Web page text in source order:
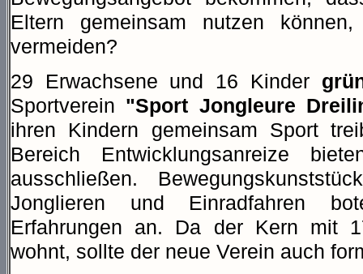
Eltern gemeinsam nutzen
vermeiden?
29 Erwachsene und 16 Kinder
Sportverein "Sport Jongleure
ihren Kindern gemeinsam Sport
Bereich Entwicklungsanreize
ausschließen.
Jonglieren und Einradfahren
Erfahrungen an. Da der Kern mit
wohnt, sollte der neue Verein auch